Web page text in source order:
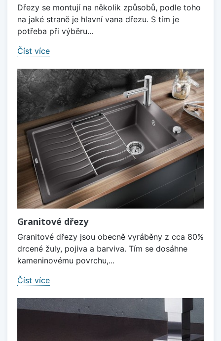
Dřezy se montují na několik způsobů, podle toho
na jaké straně je hlavní vana dřezu. S tím je
potřeba při výběru...
Číst více
Granitové dřezy
Granitové dřezy jsou obecně vyráběny z cca 80%
drcené žuly, pojiva a barviva. Tím se dosáhne
kameninovému povrchu,...
Číst více